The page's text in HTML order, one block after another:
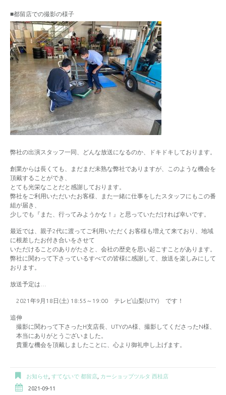
■都留店での撮影の様子
弊社の出演スタッフ一同、どんな放送になるのか、ドキドキしております。
創業からは長くても、まだまだ未熟な弊社でありますが、このような機会を
頂戴することができ、
とても光栄なことだと感謝しております。
弊社をご利用いただいたお客様、また一緒に仕事をしたスタッフにもこの番
組が届き、
少しでも『また、行ってみようかな！』と思っていただければ幸いです。
最近では、親子2代に渡ってご利用いただくお客様も増えて来ており、地域
に根差したお付き合いをさせて
いただけることのありがたさと、会社の歴史を思い起こすことがあります。
弊社に関わって下さっているすべての皆様に感謝して、放送を楽しみにして
おります。
放送予定は…
2021年9月18日(土) 18:55～19:00 テレビ山梨(UTY) です！
追伸
撮影に関わって下さったH支店長、UTYのA様、撮影してくださったN様、
本当にありがとうございました。
貴重な機会を頂戴しましたことに、心より御礼申し上げます。
お知らせ, すてないで 都留店, カーショップツルタ 西桂店
2021-09-11